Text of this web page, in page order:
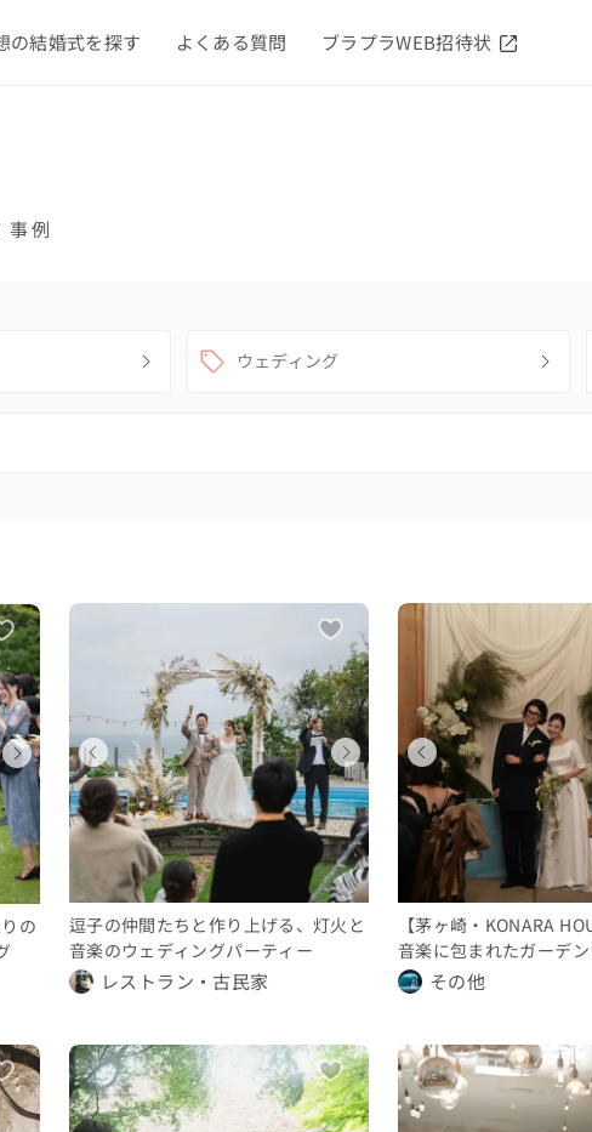
の結婚式を探す よくある質問 ブラプラWEB招待状
事例
ウェディング
ウェディング
神奈川県
350 〜 400 万円
ウェディング
神奈川県
350 〜 400 万円
の
ウェディング
神奈川県
100 〜 150 万円
ウェディング
神奈川県
100 〜 150 万円
逗子の仲間たちと作り上げる、灯火と
音楽のウェディングパーティー
レストラン・古民家
ウェディング
神奈川県
300 〜 350 万円
ウェディング
神奈川県
300 〜 350 万
【茅ヶ崎・KONARA
音楽に包まれたガーデ
その他
ウェディング
神奈川県
100 〜 150 万円
ウェディン
神奈川県
100 〜 150